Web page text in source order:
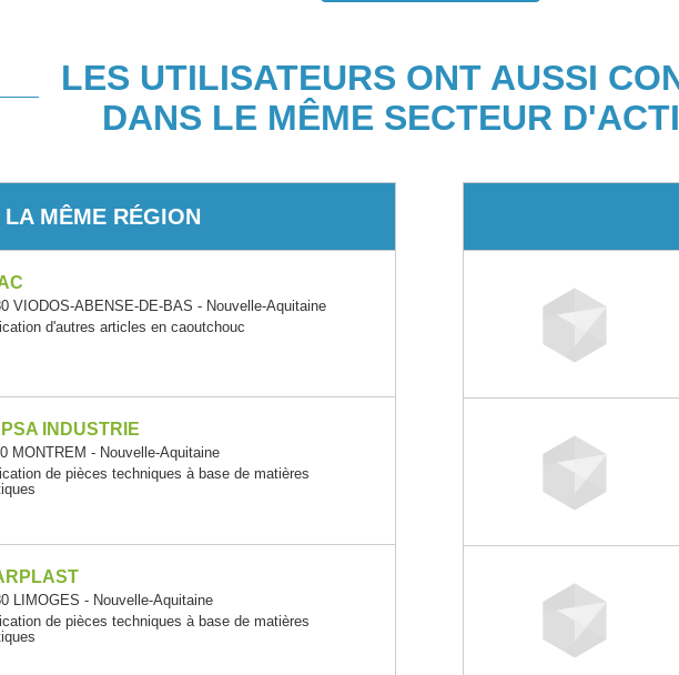
LES UTILISATEURS ONT AUSSI
DANS LE MÊME SECTEUR
LA MÊME RÉGION
VIODOS-ABENSE-DE-BAS - Nouvelle-Aquitaine
d'autres articles en caoutchouc
INDUSTRIE
MONTREM - Nouvelle-Aquitaine
de pièces techniques à base de matières
LIMOGES - Nouvelle-Aquitaine
de pièces techniques à base de matières